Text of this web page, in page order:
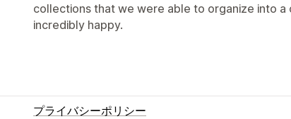
collections that we were able to organize into
incredibly happy.
プライバシーポリシー